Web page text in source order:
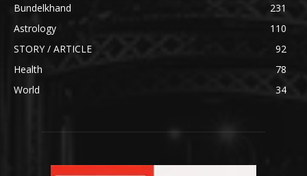
Bundelkhand
231
Astrology
110
STORY / ARTICLE
92
Health
78
World
34